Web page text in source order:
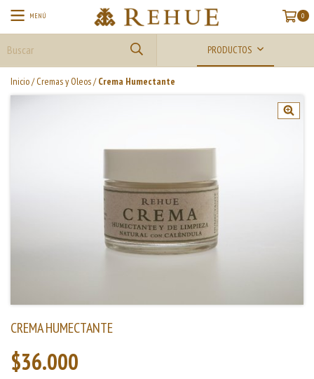
MENÚ 0
PRODUCTOS
Inicio/ Cremas y Oleos/ Crema Humectante
CREMA HUMECTANTE
$36.000